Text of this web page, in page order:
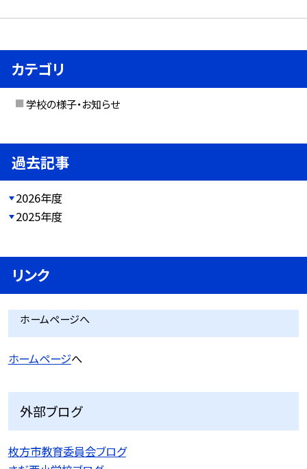
カテゴリ
学校の様子・お知らせ
過去記事
2026年度
2025年度
リンク
ホームページへ
ホームページへ
外部ブログ
枚方市教育委員会ブログ